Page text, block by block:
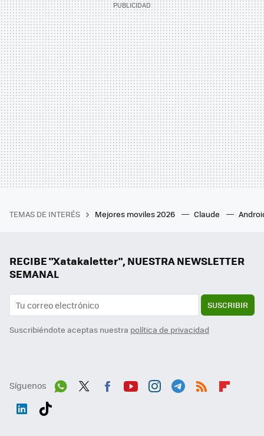
TEMAS DE INTERÉS Mejores moviles 2026 Claude
RECIBE "Xatakaletter", NUESTRA NEWSLETTER
SEMANAL
SUSCRIBIR
Suscribiéndote aceptas nuestra política de privacidad
Síguenos